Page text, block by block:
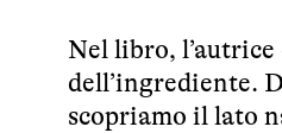
Nel libro,
dell’ingrediente.
scopriamo il lato